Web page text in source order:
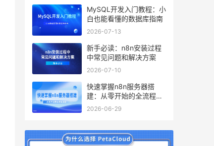
MySQL开发入门教程：小
白也能看懂的数据库指南
2026-07-13
新手必读：n8n安装过程
中常见问题和解决方案
2026-07-10
快速掌握n8n服务器搭
建：从零开始的全流程指
南
2026-06-29